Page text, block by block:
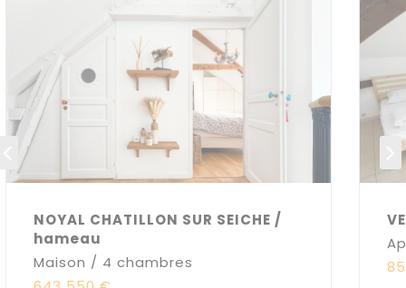
NOYAL CHATILLON SUR SEICHE /
hameau
Maison / 4 chambres